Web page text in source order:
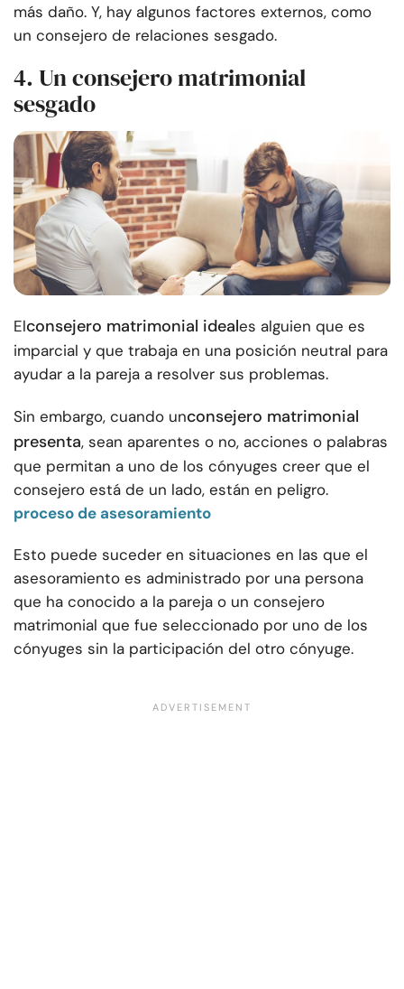
más daño. Y, hay algunos factores externos, como
un consejero de relaciones sesgado.
4. Un consejero matrimonial
sesgado
Elconsejero matrimonial ideales alguien que es
imparcial y que trabaja en una posición neutral para
ayudar a la pareja a resolver sus problemas.
Sin embargo, cuando unconsejero matrimonial
presenta, sean aparentes o no, acciones o palabras
que permitan a uno de los cónyuges creer que el
consejero está de un lado, están en peligro.
proceso de asesoramiento
Esto puede suceder en situaciones en las que el
asesoramiento es administrado por una persona
que ha conocido a la pareja o un consejero
matrimonial que fue seleccionado por uno de los
cónyuges sin la participación del otro cónyuge.